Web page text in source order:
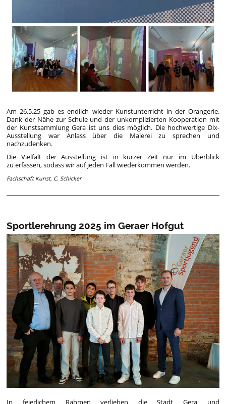
Am 26.5.25 gab es endlich wieder Kunstunterricht in der Orangerie.
Dank der Nähe zur Schule und der unkomplizierten Kooperation mit
der Kunstsammlung Gera ist uns dies möglich. Die hochwertige Dix-
Ausstellung war Anlass über die Malerei zu sprechen und
nachzudenken.
Die Vielfalt der Ausstellung ist in kurzer Zeit nur im Überblick
zu erfassen, sodass wir auf jeden Fall wiederkommen werden.
Fachschaft Kunst, C. Schicker
Sportlerehrung 2025 im Geraer Hofgut
In feierlichem Rahmen verliehen die Stadt Gera und